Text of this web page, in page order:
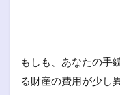
もしも、あなたの手
る財産の費用が少し